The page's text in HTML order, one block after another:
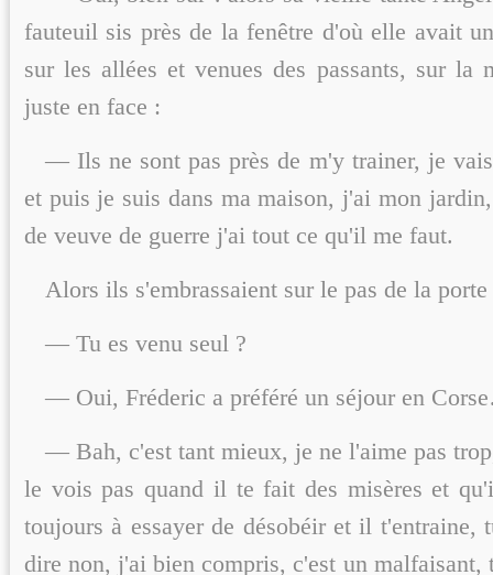
fauteuil sis près de la fenêtre d'où elle avait
sur les allées et venues des passants, sur la
juste en face :
— Ils ne sont pas près de m'y trainer, je
et puis je suis dans ma maison, j'ai mon
de veuve de guerre j'ai tout ce qu'il me faut.
Alors ils s'embrassaient sur le pas de la
— Tu es venu seul ?
— Oui, Fréderic a préféré un séjour en
— Bah, c'est tant mieux, je ne l'aime pas
le vois pas quand il te fait des misères et
toujours à essayer de désobéir et il t'entraine,
dire non, j'ai bien compris, c'est un malfaisant,